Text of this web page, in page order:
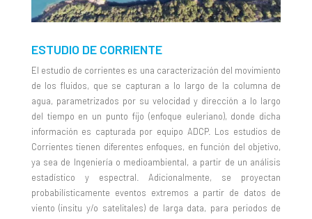
ESTUDIO DE CORRIENTE
El estudio de corrientes es una caracterización del movimiento
de los fluidos, que se capturan a lo largo de la columna de
agua, parametrizados por su velocidad y dirección a lo largo
del tiempo en un punto fijo (enfoque euleriano), donde dicha
información es capturada por equipo ADCP. Los estudios de
Corrientes tienen diferentes enfoques, en función del objetivo,
ya sea de Ingeniería o medioambiental, a partir de un análisis
estadístico y espectral. Adicionalmente, se proyectan
probabilísticamente eventos extremos a partir de datos de
viento (insitu y/o satelitales) de larga data, para periodos de